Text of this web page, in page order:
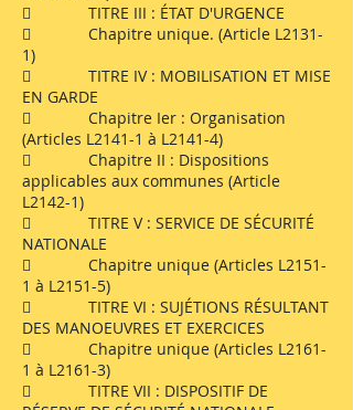
 TITRE III : ÉTAT D'URGENCE
 Chapitre unique. (Article L2131-
1)
 TITRE IV : MOBILISATION ET MISE
EN GARDE
 Chapitre Ier : Organisation
(Articles L2141-1 à L2141-4)
 Chapitre II : Dispositions
applicables aux communes (Article
L2142-1)
 TITRE V : SERVICE DE SÉCURITÉ
NATIONALE
 Chapitre unique (Articles L2151-
1 à L2151-5)
 TITRE VI : SUJÉTIONS RÉSULTANT
DES MANOEUVRES ET EXERCICES
 Chapitre unique (Articles L2161-
1 à L2161-3)
 TITRE VII : DISPOSITIF DE